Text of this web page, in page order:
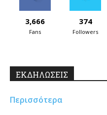
3,666
Fans
374
Followers
ΕΚΔΗΛΩΣΕΙΣ
Περισσότερα